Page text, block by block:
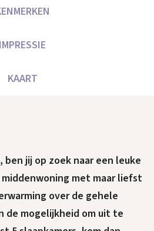
IMPRESSIE
KAART
jij op zoek naar een leuke
met maar liefst
over de gehele
de mogelijkheid om uit te